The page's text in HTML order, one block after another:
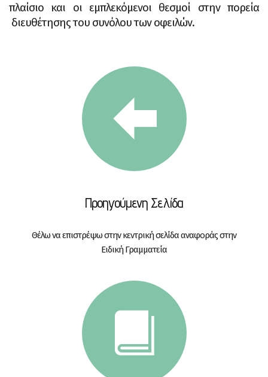
πλαίσιο και οι εμπλεκόμενοι θεσμοί στην πορεία
διευθέτησης του συνόλου των οφειλών.
Προηγούμενη Σελίδα
Θέλω να επιστρέψω στην κεντρική σελίδα αναφοράς στην
Ειδική Γραμματεία